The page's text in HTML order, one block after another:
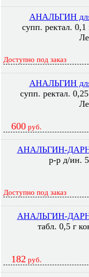
АНАЛЬГИН
супп. ректал.
Доступно под заказ
АНАЛЬГИН
супп. ректал.
600 руб.
АНАЛЬГИН-
р-р д/ин.
Доступно под заказ
АНАЛЬГИН-
табл. 0,5 г
182 руб.